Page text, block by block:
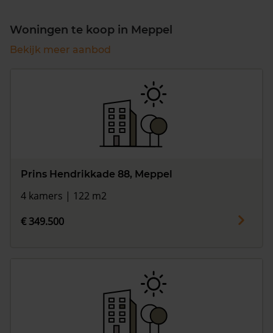
Woningen te koop in Meppel
Bekijk meer aanbod
Prins Hendrikkade 88, Meppel
4 kamers | 122 m2
€ 349.500